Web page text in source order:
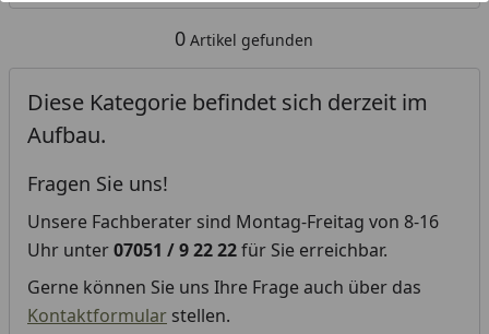
0 Artikel gefunden
Diese Kategorie befindet sich derzeit im
Aufbau.
Fragen Sie uns!
Unsere Fachberater sind Montag-Freitag von 8-16
Uhr unter07051 / 9 22 22für Sie erreichbar.
Gerne können Sie uns Ihre Frage auch über das
Kontaktformular stellen.